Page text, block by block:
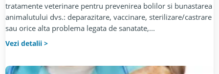
tratamente veterinare pentru prevenirea bolilor si bunastarea
animalutului dvs.: deparazitare, vaccinare, sterilizare/castrare
sau orice alta problema legata de sanatate,...
Vezi detalii